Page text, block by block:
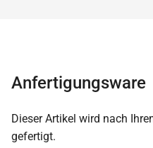
Anfertigungsware
Dieser Artikel wird nach
gefertigt.